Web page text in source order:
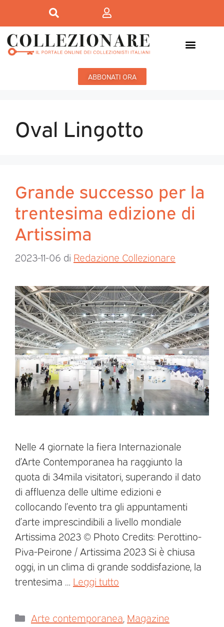
ABBONATI ORA
Oval Lingotto
Grande successo per la
trentesima edizione di
Artissima
2023-11-06 di Redazione Collezionare
Nelle 4 giornate la fiera Internazionale
d’Arte Contemporanea ha raggiunto la
quota di 34mila visitatori, superando il dato
di affluenza delle ultime edizioni e
collocando l’evento tra gli appuntamenti
d’arte imprescindibili a livello mondiale
Artissima 2023 © Photo Credits: Perottino-
Piva-Peirone / Artissima 2023 Si è chiusa
oggi, in un clima di grande soddisfazione, la
trentesima … Leggi tutto
Arte contemporanea Magazine